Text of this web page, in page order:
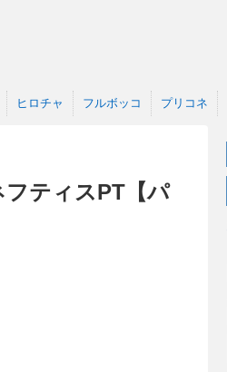
ヒロチャ フルボッコ プリコネ
ティスPT【パ